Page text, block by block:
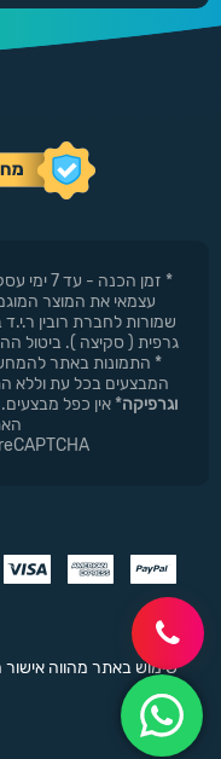
* זמן
עצמאי את המוצר
שמורות לחברת רובין
* התמונות באתר
המבצעים בכל עת וללא
וגרפיקה* אין כפל
שימוש באתר מהווה